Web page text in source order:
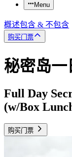
Menu
概述包含 & 不包含
购买门票
秘密岛一
Full Day
(w/Box
购买门票